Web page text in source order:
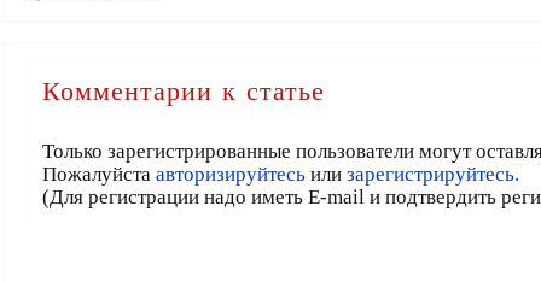
Комментарии к статье
Только зарегистрированные пользователи могут
Пожалуйста авторизируйтесьили зарегистрируйтесь.
(Для регистрации надо иметь E-mail и подтвердить